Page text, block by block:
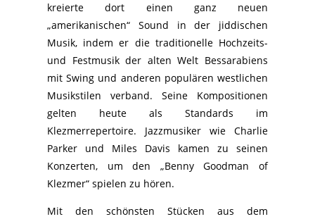
kreierte dort einen ganz neuen
„amerikanischen“ Sound in der jiddischen
Musik, indem er die traditionelle Hochzeits-
und Festmusik der alten Welt Bessarabiens
mit Swing und anderen populären westlichen
Musikstilen verband. Seine Kompositionen
gelten heute als Standards im
Klezmerrepertoire. Jazzmusiker wie Charlie
Parker und Miles Davis kamen zu seinen
Konzerten, um den „Benny Goodman of
Klezmer“ spielen zu hören.
Mit den schönsten Stücken aus dem